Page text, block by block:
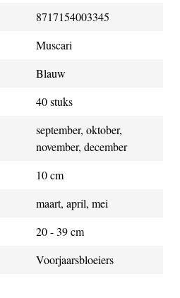
8717154003345
Muscari
Blauw
40 stuks
september, oktober,
november, december
10 cm
maart, april, mei
20 - 39 cm
Voorjaarsbloeiers